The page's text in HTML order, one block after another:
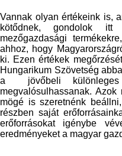
Vannak olyan értékeink is,
kötődnek, gondolok itt
mezőgazdasági
ahhoz, hogy
ki. Ezen értékek
Hungarikum Szövetség
a jövőbeli különleges
megvalósulhassanak.
mögé is szeretnénk
részben saját
erőforrásokat igénybe
eredményeket a magyar